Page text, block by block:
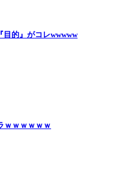
目的』がコレwwwww
ｗｗｗｗｗｗ